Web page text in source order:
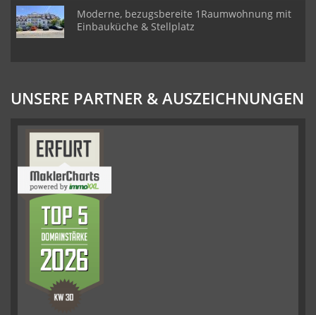
Moderne, bezugsbereite 1Raumwohnung mit
Einbauküche & Stellplatz
UNSERE PARTNER & AUSZEICHNUNGEN